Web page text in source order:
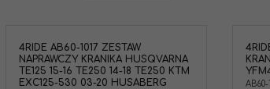
4RIDE AB60-1017 ZESTAW
NAPRAWCZY KRANIKA HUSQVARNA
TE125 15-16 TE250 14-18 TE250 KTM
EXC125-530 03-20 HUSABERG
4Ride AB60-1005 Zestaw naprawczy
kranika Yamaha YFM300 Grizzly 12-
13, YFM350 Grizzly IRS 07-11,
YFM350BA Bruin 2WD 04-06,
AB60-